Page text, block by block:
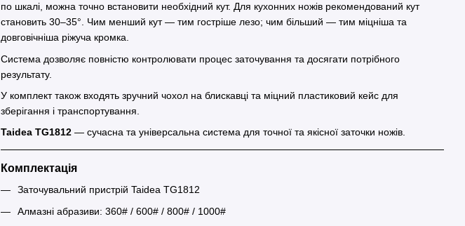
по шкалі, можна точно встановити необхідний кут. Для кухонних ножів рекомендований кут
становить 30–35°. Чим менший кут — тим гостріше лезо; чим більший — тим міцніша та
довговічніша ріжуча кромка.
Система дозволяє повністю контролювати процес заточування та досягати потрібного
результату.
У комплект також входять зручний чохол на блискавці та міцний пластиковий кейс для
зберігання і транспортування.
Taidea TG1812 — сучасна та універсальна система для точної та якісної заточки ножів.
Комплектація
Заточувальний пристрій Taidea TG1812
Алмазні абразиви: 360# / 600# / 800# / 1000#